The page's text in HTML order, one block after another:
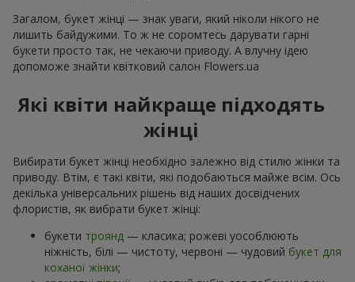
Загалом, букет жінці — знак уваги, який ніколи нікого не
лишить байдужими. То ж не соромтесь дарувати гарні
букети просто так, не чекаючи приводу. А влучну ідею
допоможе знайти квітковий салон Flowers.ua
Які квіти найкраще підходять
жінці
Вибирати букет жінці необхідно залежно від стилю жінки та
приводу. Втім, є такі квіти, які подобаються майже всім. Ось
декілька універсальних рішень від наших досвідчених
флористів, як вибрати букет жінці:
букети троянд — класика; рожеві уособлюють
ніжність, білі — чистоту, червоні — чудовий букет для
коханої жінки;